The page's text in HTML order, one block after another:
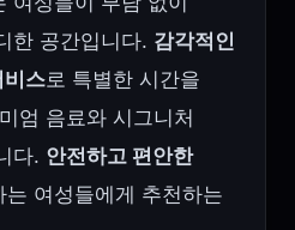
한 공간입니다. 감각적인
비스로 특별한 시간을
엄 음료와 시그니처
다. 안전하고 편안한
여성들에게 추천하는